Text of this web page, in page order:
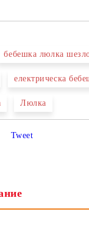
бебешка люлка
електрическа
Люлка
Tweet